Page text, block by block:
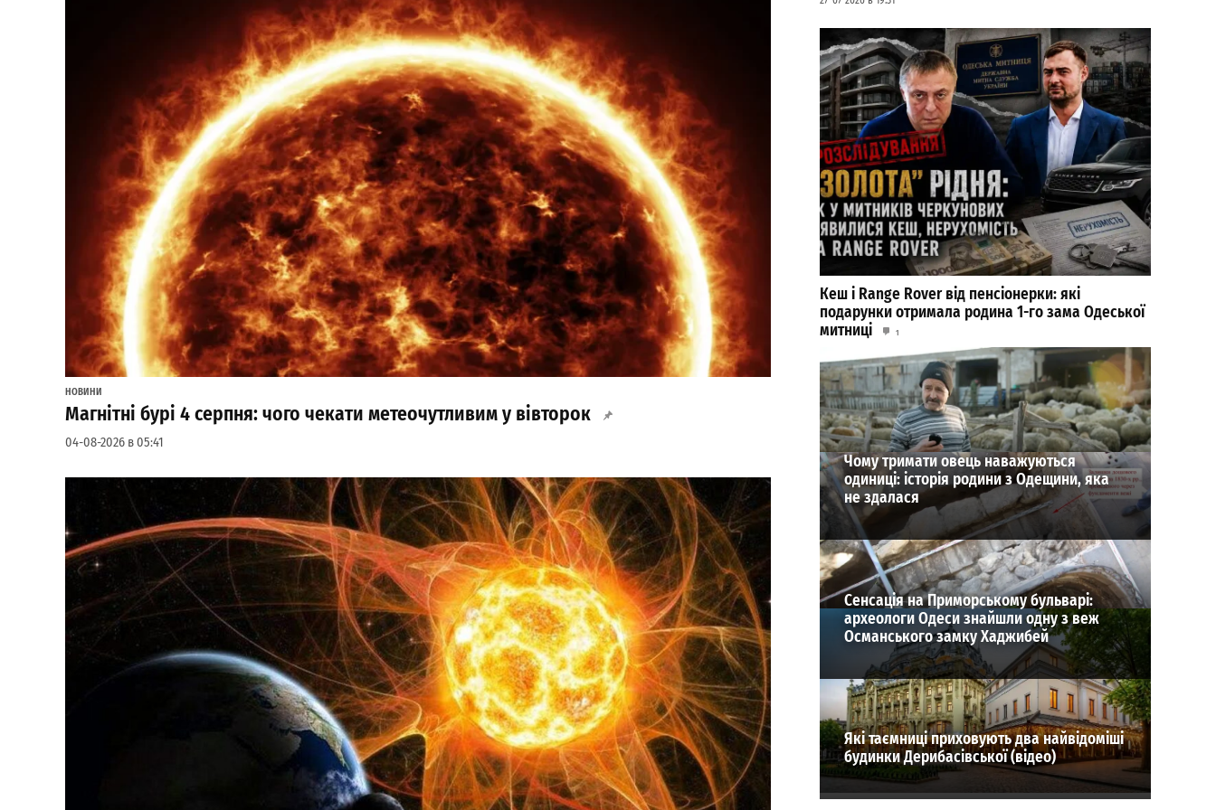
НОВИНИ
Магнітні бурі 4 серпня: чого чекати метеочутливим у вівторок
04-08-2026 в 05:41
Кеш і Range Rover від пенсіонерки: які
подарунки отримала родина 1-го зама Одеської
митниці
1
ВИБІР РЕДАКЦІЇ
Чому тримати овець наважуються
одиниці: історія родини з Одещини, яка
не здалася
Сенсація на Приморському бульварі:
археологи Одеси знайшли одну з веж
Османського замку Хаджибей
Які таємниці приховують два найвідоміші
будинки Дерибасівської (відео)